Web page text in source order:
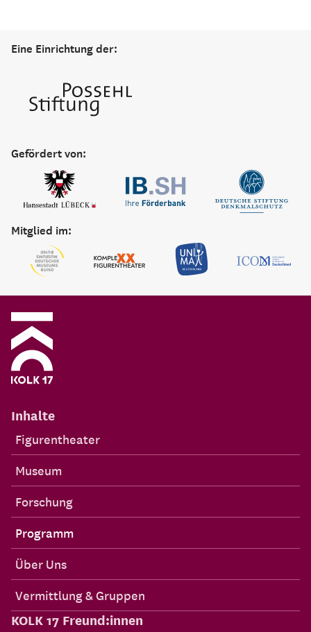
Eine Einrichtung der:
Gefördert von:
Mitglied im:
Inhalte
Figurentheater
Museum
Forschung
Programm
Über Uns
Vermittlung & Gruppen
KOLK 17 Freund:innen